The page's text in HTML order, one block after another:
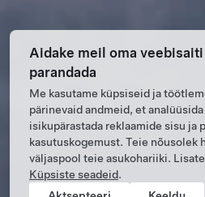
Aidake meil oma veebisaiti
parandada
Me kasutame küpsiseid ja
pärinevaid andmeid, et
isikupärastada reklaamide sisu ja
kasutuskogemust. Teie nõusolek
väljaspool teie asukohariiki.
Küpsiste seadeid.